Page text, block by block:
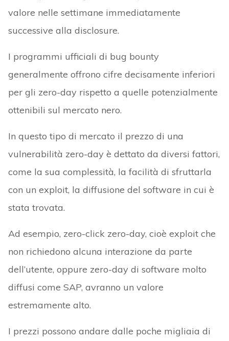
valore nelle settimane immediatamente
successive alla disclosure.
I programmi ufficiali di bug bounty
generalmente offrono cifre decisamente inferiori
per gli zero-day rispetto a quelle potenzialmente
ottenibili sul mercato nero.
In questo tipo di mercato il prezzo di una
vulnerabilità zero-day è dettato da diversi fattori,
come la sua complessità, la facilità di sfruttarla
con un exploit, la diffusione del software in cui è
stata trovata.
Ad esempio, zero-click zero-day, cioè exploit che
non richiedono alcuna interazione da parte
dell’utente, oppure zero-day di software molto
diffusi come SAP, avranno un valore
estremamente alto.
I prezzi possono andare dalle poche migliaia di